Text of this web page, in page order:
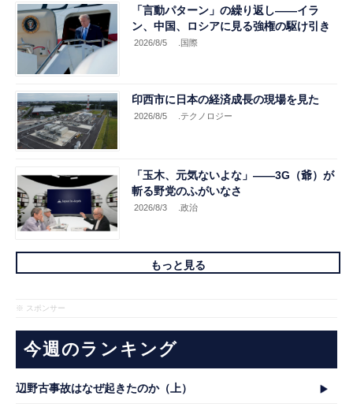
「言動パターン」の繰り返し――イラ
ン、中国、ロシアに見る強権の駆け引き
2026/8/5 .国際
印西市に日本の経済成長の現場を見た
2026/8/5 .テクノロジー
「玉木、元気ないよな」――3G（爺）が
斬る野党のふがいなさ
2026/8/3 .政治
もっと見る
※ スポンサー
今週のランキング
辺野古事故はなぜ起きたのか（上）